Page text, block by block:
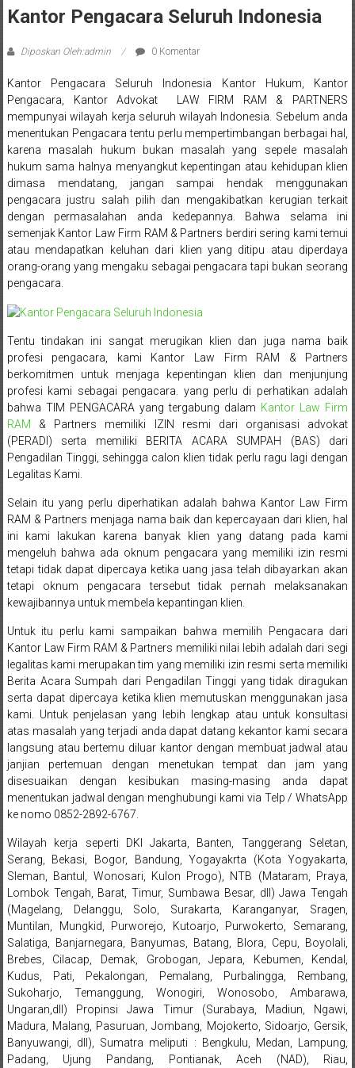
Wonosari,
Wates,
Klaten,
Magelang,
Solo,
Semarang,
Jakarta,
Bali,
Surabaya,
Surakarta,
Sukoharjo,
Mungkid,
Purworejo,
Daerah
Istimewa
Yogyakarta,
Makassar,
Denpasar,
Salatiga,
Ungaran,
Pontianak,
Bandung,
Kendari,
Riau,
Pekanbaru,
Bengkulu,
Mukomuko,
Gunung
Kidul,
Kulon
Progo,
Balikpapan,
Jakarta
Kantor Pengacara Seluruh Indonesia
Diposkan Oleh:admin 0 Komentar
Kantor Pengacara Seluruh Indonesia Kantor Hukum, Kantor
Pengacara, Kantor Advokat LAW FIRM RAM & PARTNERS
mempunyai wilayah kerja seluruh wilayah Indonesia. Sebelum anda
menentukan Pengacara tentu perlu mempertimbangan berbagai hal,
karena masalah hukum bukan masalah yang sepele masalah
hukum sama halnya menyangkut kepentingan atau kehidupan klien
dimasa mendatang, jangan sampai hendak menggunakan
pengacara justru salah pilih dan mengakibatkan kerugian terkait
dengan permasalahan anda kedepannya. Bahwa selama ini
semenjak Kantor Law Firm RAM & Partners berdiri sering kami temui
atau mendapatkan keluhan dari klien yang ditipu atau diperdaya
orang-orang yang mengaku sebagai pengacara tapi bukan seorang
pengacara.
Tentu tindakan ini sangat merugikan klien dan juga nama baik
profesi pengacara, kami Kantor Law Firm RAM & Partners
berkomitmen untuk menjaga kepentingan klien dan menjunjung
profesi kami sebagai pengacara. yang perlu di perhatikan adalah
bahwa TIM PENGACARA yang tergabung dalam Kantor Law Firm
RAM & Partners memiliki IZIN resmi dari organisasi advokat
(PERADI) serta memiliki BERITA ACARA SUMPAH (BAS) dari
Pengadilan Tinggi, sehingga calon klien tidak perlu ragu lagi dengan
Legalitas Kami.
Selain itu yang perlu diperhatikan adalah bahwa Kantor Law Firm
RAM & Partners menjaga nama baik dan kepercayaan dari klien, hal
ini kami lakukan karena banyak klien yang datang pada kami
mengeluh bahwa ada oknum pengacara yang memiliki izin resmi
tetapi tidak dapat dipercaya ketika uang jasa telah dibayarkan akan
tetapi oknum pengacara tersebut tidak pernah melaksanakan
kewajibannya untuk membela kepantingan klien.
Untuk itu perlu kami sampaikan bahwa memilih Pengacara dari
Kantor Law Firm RAM & Partners memiliki nilai lebih adalah dari segi
legalitas kami merupakan tim yang memiliki izin resmi serta memiliki
Berita Acara Sumpah dari Pengadilan Tinggi yang tidak diragukan
serta dapat dipercaya ketika klien memutuskan menggunakan jasa
kami. Untuk penjelasan yang lebih lengkap atau untuk konsultasi
atas masalah yang terjadi anda dapat datang kekantor kami secara
langsung atau bertemu diluar kantor dengan membuat jadwal atau
janjian pertemuan dengan menetukan tempat dan jam yang
disesuaikan dengan kesibukan masing-masing anda dapat
menentukan jadwal dengan menghubungi kami via Telp / WhatsApp
ke nomo 0852-2892-6767.
Wilayah kerja seperti DKI Jakarta, Banten, Tanggerang Seletan,
Serang, Bekasi, Bogor, Bandung, Yogayakrta (Kota Yogyakarta,
Sleman, Bantul, Wonosari, Kulon Progo), NTB (Mataram, Praya,
Lombok Tengah, Barat, Timur, Sumbawa Besar, dll) Jawa Tengah
(Magelang, Delanggu, Solo, Surakarta, Karanganyar, Sragen,
Muntilan, Mungkid, Purworejo, Kutoarjo, Purwokerto, Semarang,
Salatiga, Banjarnegara, Banyumas, Batang, Blora, Cepu, Boyolali,
Brebes, Cilacap, Demak, Grobogan, Jepara, Kebumen, Kendal,
Kudus, Pati, Pekalongan, Pemalang, Purbalingga, Rembang,
Sukoharjo, Temanggung, Wonogiri, Wonosobo, Ambarawa,
Ungaran,dll) Propinsi Jawa Timur (Surabaya, Madiun, Ngawi,
Madura, Malang, Pasuruan, Jombang, Mojokerto, Sidoarjo, Gersik,
Banyuwangi, dll), Sumatra meliputi : Bengkulu, Medan, Lampung,
Padang, Ujung Pandang, Pontianak, Aceh (NAD), Riau,